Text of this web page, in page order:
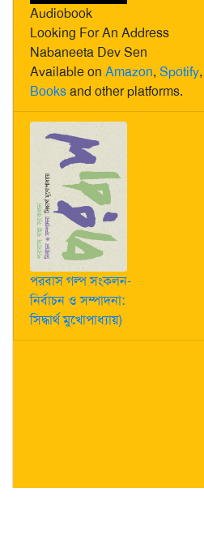
Audiobook
Looking For An Address
Nabaneeta Dev Sen
Available on Amazon, Spotify,
Booksand other platforms.
পরবাস গল্প সংকলন-
নির্বাচন ও সম্পাদনা:
সিদ্ধার্থ মুখোপাধ্যায়)